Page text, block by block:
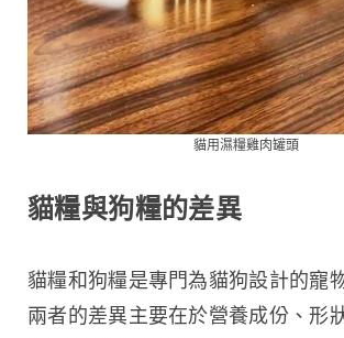
貓用濕糧雞肉罐頭
貓糧與狗糧的差異
貓糧和狗糧是專門為貓狗設計的寵
兩者的差異主要在於營養成份、形